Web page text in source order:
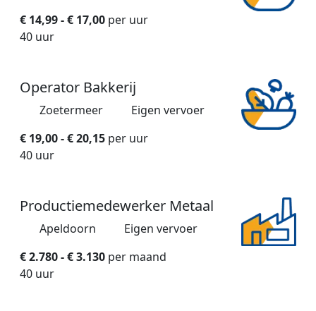
€ 14,99 - € 17,00 per uur
40 uur
Operator Bakkerij
Zoetermeer
Eigen vervoer
€ 19,00 - € 20,15 per uur
40 uur
Productiemedewerker Metaal
Apeldoorn
Eigen vervoer
€ 2.780 - € 3.130 per maand
40 uur